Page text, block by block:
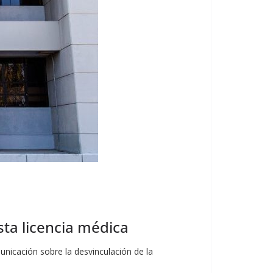
licencia médica
sobre la desvinculación de la